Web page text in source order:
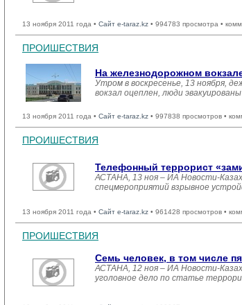
13 ноября 2011 года • Сайт e-taraz.kz • 994783 просмотра •
ПРОИШЕСТВИЯ
На железнодорожном
Утром в воскресенье, 13 ноября,
вокзал оцеплен, люди
13 ноября 2011 года • Сайт e-taraz.kz • 997838 просмотров •
ПРОИШЕСТВИЯ
Телефонный террорист
АСТАНА, 13 ноя – ИА Новости-
спецмероприятий взрывное
13 ноября 2011 года • Сайт e-taraz.kz • 961428 просмотров •
ПРОИШЕСТВИЯ
Семь человек, в том числе
АСТАНА, 12 ноя – ИА Новости-
уголовное дело по статье